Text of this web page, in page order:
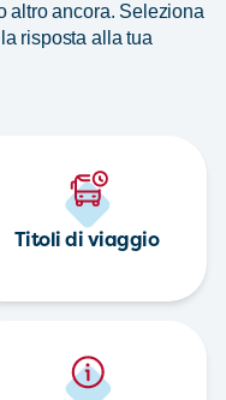
altro ancora. Seleziona
risposta alla tua
Titoli di viaggio